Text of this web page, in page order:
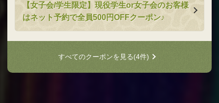
【女子会/学生限定】現役学生or女子会のお客様
はネット予約で全員500円OFFクーポン♪
すべてのクーポンを見る(4件)
お店情報をコピー
閉じる